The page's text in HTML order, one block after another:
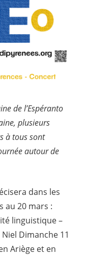
de l’Espéranto
plusieurs
à tous sont
autour de
dans les
au 20 mars :
linguistique –
Dimanche 11
Ariège et en